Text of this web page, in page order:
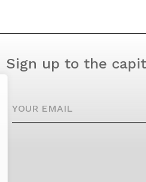
Sign up to the